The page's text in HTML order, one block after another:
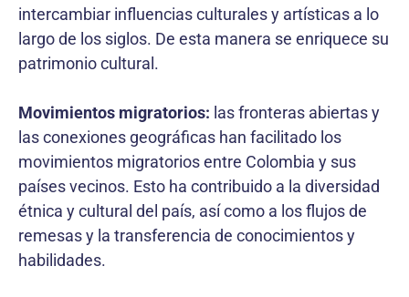
intercambiar influencias culturales y artísticas a lo
largo de los siglos. De esta manera se enriquece su
patrimonio cultural.
Movimientos migratorios: las fronteras abiertas y
las conexiones geográficas han facilitado los
movimientos migratorios entre Colombia y sus
países vecinos. Esto ha contribuido a la diversidad
étnica y cultural del país, así como a los flujos de
remesas y la transferencia de conocimientos y
habilidades.